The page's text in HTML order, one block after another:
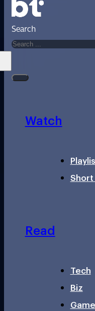
Search
Watch
Short
Read
Tech
Biz
Game